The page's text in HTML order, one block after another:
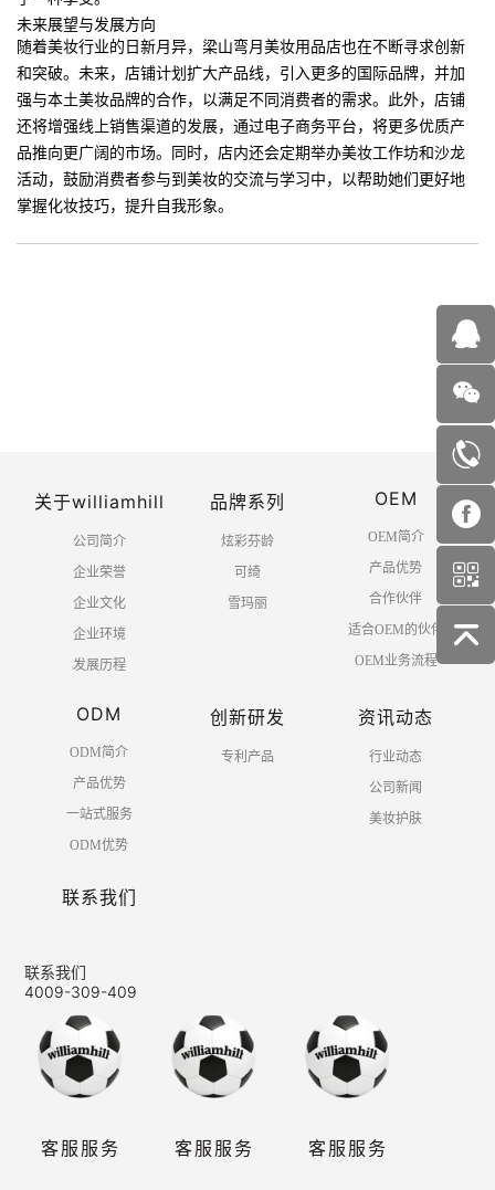
未来展望与发展方向
随着美妆行业的日新月异，梁山弯月美妆用品店也在不断寻求创新
和突破。未来，店铺计划扩大产品线，引入更多的国际品牌，并加
强与本土美妆品牌的合作，以满足不同消费者的需求。此外，店铺
还将增强线上销售渠道的发展，通过电子商务平台，将更多优质产
品推向更广阔的市场。同时，店内还会定期举办美妆工作坊和沙龙
活动，鼓励消费者参与到美妆的交流与学习中，以帮助她们更好地
掌握化妆技巧，提升自我形象。
关于williamhill
公司简介
企业荣誉
企业文化
企业环境
发展历程
品牌系列
炫彩芬龄
可绮
雪玛丽
OEM
OEM简介
产品优势
合作伙伴
适合OEM的伙伴
OEM业务流程
ODM
ODM简介
产品优势
一站式服务
ODM优势
创新研发
专利产品
资讯动态
行业动态
公司新闻
美妆护肤
联系我们
联系我们
4009-309-409
客服服务 客服服务 客服服务